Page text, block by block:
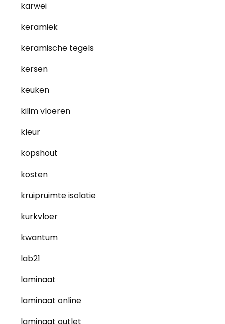
karwei
keramiek
keramische tegels
kersen
keuken
kilim vloeren
kleur
kopshout
kosten
kruipruimte isolatie
kurkvloer
kwantum
lab21
laminaat
laminaat online